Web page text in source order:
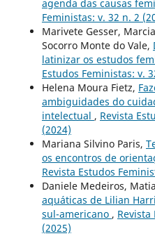
agenda das causas
Feministas: v. 32 n. 2
Marivete Gesser,
Socorro Monte do Vale,
latinizar os estudos
Estudos Feministas: v.
Helena Moura Fietz,
ambiguidades do
intelectual , Revista
(2024)
Mariana Silvino Paris,
os encontros de
Revista Estudos
Daniele Medeiros,
aquáticas de Lilian
sul-americano , Revista
(2025)